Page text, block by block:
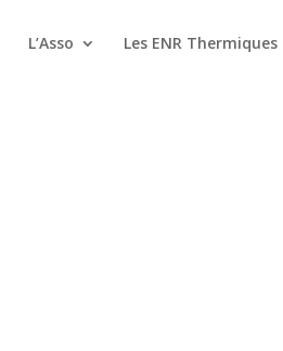
L’Asso Les ENR Thermiques